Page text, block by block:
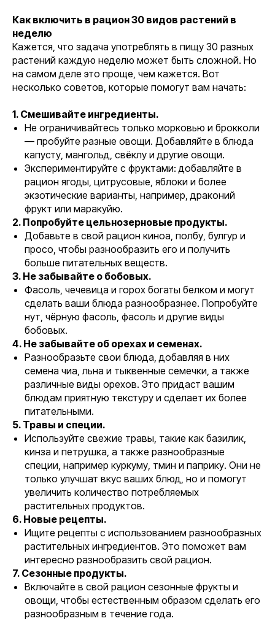
Как включить в рацион 30 видов растений в
неделю
Кажется, что задача употреблять в пищу 30 разных
растений каждую неделю может быть сложной. Но
на самом деле это проще, чем кажется. Вот
несколько советов, которые помогут вам начать:
1. Смешивайте ингредиенты.
Не ограничивайтесь только морковью и брокколи
— пробуйте разные овощи. Добавляйте в блюда
капусту, мангольд, свёклу и другие овощи.
Экспериментируйте с фруктами: добавляйте в
рацион ягоды, цитрусовые, яблоки и более
экзотические варианты, например, драконий
фрукт или маракуйю.
2. Попробуйте цельнозерновые продукты.
Добавьте в свой рацион киноа, полбу, булгур и
просо, чтобы разнообразить его и получить
больше питательных веществ.
3. Не забывайте о бобовых.
Фасоль, чечевица и горох богаты белком и могут
сделать ваши блюда разнообразнее. Попробуйте
нут, чёрную фасоль, фасоль и другие виды
бобовых.
4. Не забывайте об орехах и семенах.
Разнообразьте свои блюда, добавляя в них
семена чиа, льна и тыквенные семечки, а также
различные виды орехов. Это придаст вашим
блюдам приятную текстуру и сделает их более
питательными.
5. Травы и специи.
Используйте свежие травы, такие как базилик,
кинза и петрушка, а также разнообразные
специи, например куркуму, тмин и паприку. Они не
только улучшат вкус ваших блюд, но и помогут
увеличить количество потребляемых
растительных продуктов.
6. Новые рецепты.
Ищите рецепты с использованием разнообразных
растительных ингредиентов. Это поможет вам
интересно разнообразить свой рацион.
7. Сезонные продукты.
Включайте в свой рацион сезонные фрукты и
овощи, чтобы естественным образом сделать его
разнообразным в течение года.